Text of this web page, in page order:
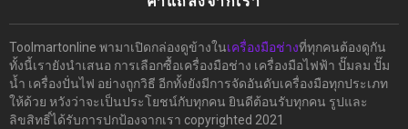
Toolmartonline พามาเปิดกล่องดูข้างในเครื่องมือช่างที่ทุกคนต้องดูกัน
ทั้งนี้เรายังนำเสนอ การเลือกซื้อเครื่องมือช่าง เครื่องมือไฟฟ้า ปั๊มลม ปั๊ม
น้ำ เครื่องปั่นไฟ อย่างถูกวิธี อีกทั้งยังมีการจัดอันดับเครื่องมือทุกประเภท
ให้ด้วย หวังว่าจะเป็นประโยชน์กับทุกคน ยินดีต้อนรับทุกคน รูปและ
ลิขสิทธิ์ได้รับการปกป้องจากเรา copyrighted 2021